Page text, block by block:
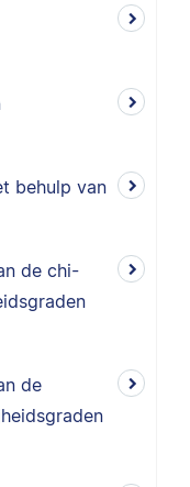
behulp van
de chi-
de